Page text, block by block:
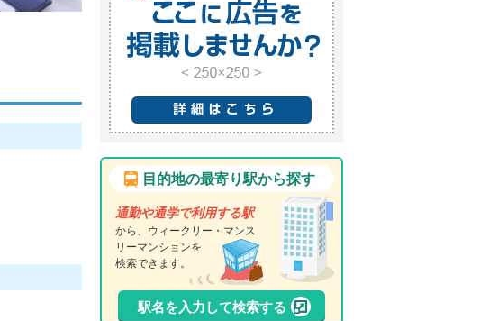
目的地の最寄り駅から探す
通勤や通学で利用する駅
から、ウィークリー・マンス
リーマンションを
検索できます。
駅名を入力して検索する